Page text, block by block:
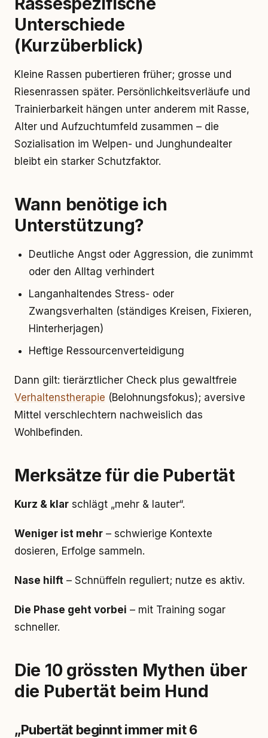
Unterschiede
(Kurzüberblick)
Kleine Rassen pubertieren früher; grosse und
Riesenrassen später. Persönlichkeitsverläufe und
Trainierbarkeit hängen unter anderem mit Rasse,
Alter und Aufzuchtumfeld zusammen – die
Sozialisation im Welpen- und Junghundealter
bleibt ein starker Schutzfaktor.
Wann benötige ich
Unterstützung?
Deutliche Angst oder Aggression, die zunimmt
oder den Alltag verhindert
Langanhaltendes Stress- oder
Zwangsverhalten (ständiges Kreisen, Fixieren,
Hinterherjagen)
Heftige Ressourcenverteidigung
Dann gilt: tierärztlicher Check plus gewaltfreie
Verhaltenstherapie (Belohnungsfokus); aversive
Mittel verschlechtern nachweislich das
Wohlbefinden.
Merksätze für die Pubertät
Kurz & klar schlägt „mehr & lauter“.
Weniger ist mehr – schwierige Kontexte
dosieren, Erfolge sammeln.
Nase hilft – Schnüffeln reguliert; nutze es aktiv.
Die Phase geht vorbei – mit Training sogar
schneller.
Die 10 grössten Mythen über
die Pubertät beim Hund
„Pubertät beginnt immer mit 6